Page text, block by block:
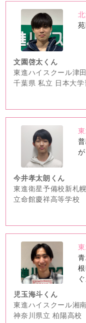
no
image
文園啓太くん
東進ハイスクール津
千葉県 私立 日本大
no
image
今井孝太朗くん
東進衛星予備校新札
立命館慶祥高等学校
no
image
児玉海斗くん
東進ハイスクール湘
神奈川県立 柏陽高校